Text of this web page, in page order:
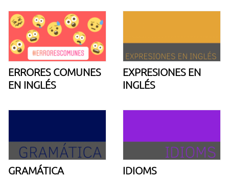
ERRORES COMUNES
EN INGLÉS
EXPRESIONES EN
INGLÉS
GRAMÁTICA IDIOMS